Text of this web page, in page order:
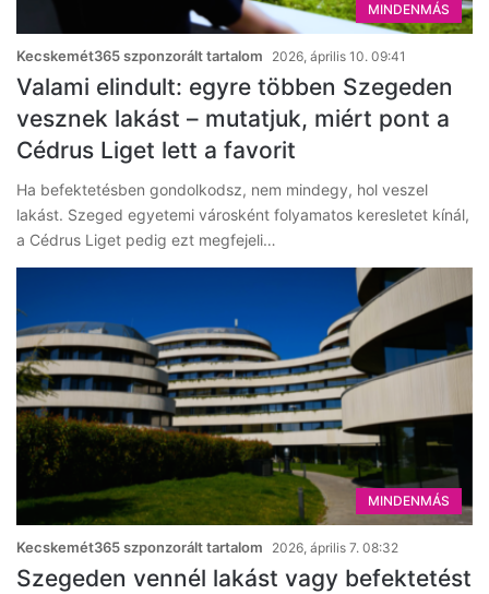
MINDENMÁS
Kecskemét365 szponzorált tartalom 2026, április 10. 09:41
Valami elindult: egyre többen Szegeden
vesznek lakást – mutatjuk, miért pont a
Cédrus Liget lett a favorit
Ha befektetésben gondolkodsz, nem mindegy, hol veszel
lakást. Szeged egyetemi városként folyamatos keresletet kínál,
a Cédrus Liget pedig ezt megfejeli…
MINDENMÁS
Kecskemét365 szponzorált tartalom 2026, április 7. 08:32
Szegeden vennél lakást vagy befektetést